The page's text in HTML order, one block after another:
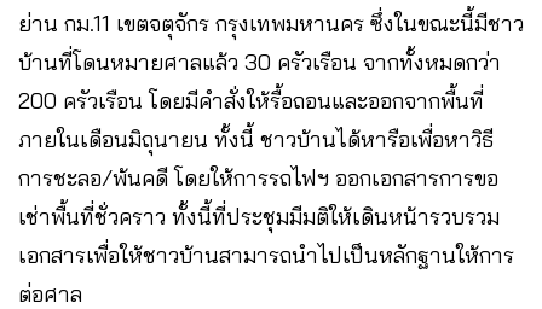
ย่าน กม.11 เขตจตุจักร กรุงเทพมหานคร ซึ่งในขณะนี้มีชาว
บ้านที่โดนหมายศาลแล้ว 30 ครัวเรือน จากทั้งหมดกว่า
200 ครัวเรือน โดยมีคำสั่งให้รื้อถอนและออกจากพื้นที่
ภายในเดือนมิถุนายน ทั้งนี้ ชาวบ้านได้หารือเพื่อหาวิธี
การชะลอ/พ้นคดี โดยให้การรถไฟฯ ออกเอกสารการขอ
เช่าพื้นที่ชั่วคราว ทั้งนี้ที่ประชุมมีมติให้เดินหน้ารวบรวม
เอกสารเพื่อให้ชาวบ้านสามารถนำไปเป็นหลักฐานให้การ
ต่อศาล